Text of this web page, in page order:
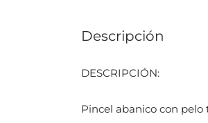
Descripción
DESCRIPCIÓN:
Pincel abanico con